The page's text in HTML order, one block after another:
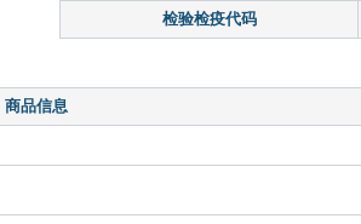
检验检疫代码
商品信息